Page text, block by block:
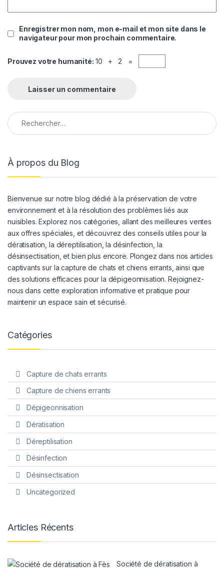
Enregistrer mon nom, mon e-mail et mon site dans le
navigateur pour mon prochain commentaire.
Prouvez votre humanité: 10 + 2 =
Rechercher :
À propos du Blog
Bienvenue sur notre blog dédié à la préservation de votre
environnement et à la résolution des problèmes liés aux
nuisibles. Explorez nos catégories, allant des meilleures ventes
aux offres spéciales, et découvrez des conseils utiles pour la
dératisation, la déreptilisation, la désinfection, la
désinsectisation, et bien plus encore. Plongez dans nos articles
captivants sur la capture de chats et chiens errants, ainsi que
des solutions efficaces pour la dépigeonnisation. Rejoignez-
nous dans cette exploration informative et pratique pour
maintenir un espace sain et sécurisé.
Catégories
Capture de chats errants
Capture de chiens errants
Dépigeonnisation
Dératisation
Déreptilisation
Désinfection
Désinsectisation
Uncategorized
Articles Récents
Société de dératisation à